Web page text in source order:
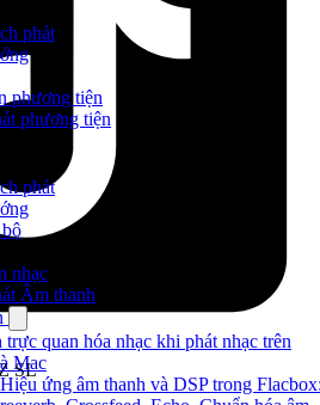
phát
phương tiện
phương tiện
phát
nhạc
Âm thanh
trực quan hóa nhạc khi phát nhạc trên
Mac
ứng âm thanh và DSP trong
SL